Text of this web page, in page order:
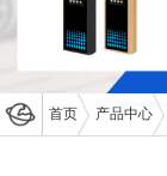
首页 产品中心